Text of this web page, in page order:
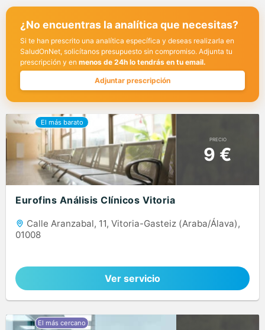
¿No encuentras la analítica que necesitas?
Si te han prescrito una analítica específica y deseas realizarla en
SaludOnNet, solicítanos presupuesto sin compromiso. Adjunta tu
prescripción y en menos de 24h lo tendrás en tu email.
Adjuntar prescripción
PRECIO
9 €
Eurofins Análisis Clínicos Vitoria
Calle Aranzabal, 11, Vitoria-Gasteiz (Araba/Álava),
01008
Ver servicio